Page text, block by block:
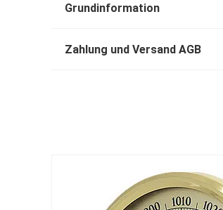
Grundinformation
Zahlung und Versand AGB